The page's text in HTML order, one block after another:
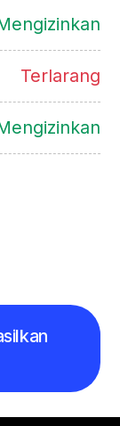
Terlarang